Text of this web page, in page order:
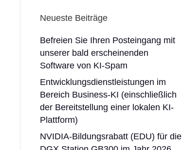
Neueste Beiträge
Befreien Sie Ihren Posteingang mit
unserer bald erscheinenden
Software von KI-Spam
Entwicklungsdienstleistungen im
Bereich Business-KI (einschließlich
der Bereitstellung einer lokalen KI-
Plattform)
NVIDIA-Bildungsrabatt (EDU) für die